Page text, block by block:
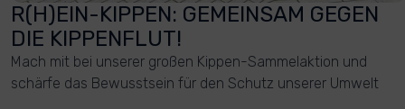
R(H)EIN-KIPPEN: GEMEINSAM GEGEN
DIE KIPPENFLUT!
Mach mit bei unserer großen Kippen-Sammelaktion und
schärfe das Bewusstsein für den Schutz unserer Umwelt